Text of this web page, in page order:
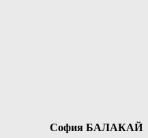
София БАЛАКАЙ